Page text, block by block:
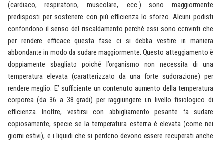
(cardiaco, respiratorio, muscolare, ecc.) sono maggiormente
predisposti per sostenere con più efficienza lo sforzo. Alcuni podisti
confondono il senso del riscaldamento perché essi sono convinti che
per rendere efficace questa fase ci si debba vestire in maniera
abbondante in modo da sudare maggiormente. Questo atteggiamento è
doppiamente sbagliato poiché l’organismo non necessita di una
temperatura elevata (caratterizzato da una forte sudorazione) per
rendere meglio. E’ sufficiente un contenuto aumento della temperatura
corporea (da 36 a 38 gradi) per raggiungere un livello fisiologico di
efficienza. Inoltre, vestirsi con abbigliamento pesante fa sudare
copiosamente, specie se la temperatura esterna è elevata (come nei
giorni estivi), e i liquidi che si perdono devono essere recuperati anche